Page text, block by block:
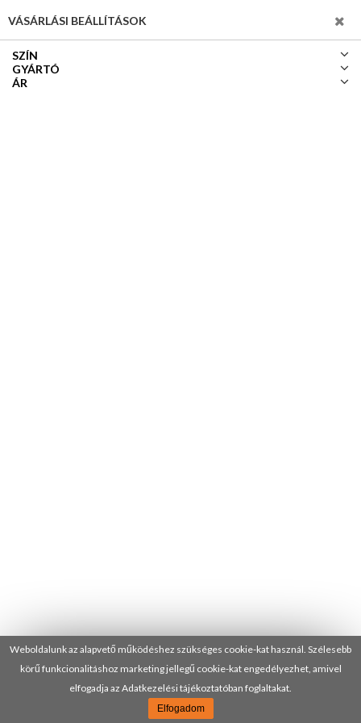
Weboldalunk az alapvető működéshez szükséges cookie-kat használ. Szélesebb
körű funkcionalitáshoz marketing jellegű cookie-kat engedélyezhet, amivel
elfogadja az Adatkezelési tájékoztatóban foglaltakat.
Elfogadom
VÁSÁRLÁSI BEÁLLÍTÁSOK
SZÍN
GYÁRTÓ
ÁR